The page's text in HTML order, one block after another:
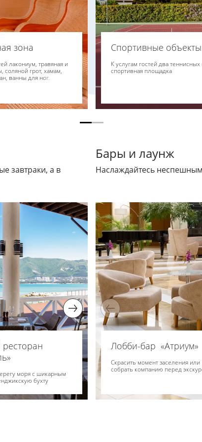
зона
лакониум, травяная и
соляной грот, хамам,
ванны для ног.
Спортивные объекты
К услугам гостей два теннисных
спортивная площадка
завтраки, а в
моря с шикарным
бухту
Ресторан «Ривьера»
Главный ресторан отеля с
залом и живописной террасой, в
Бары и лаунж
Наслаждайтесь
Лобби-бар «Атриум»
Скрасить момент заселения или
собрать компанию перед